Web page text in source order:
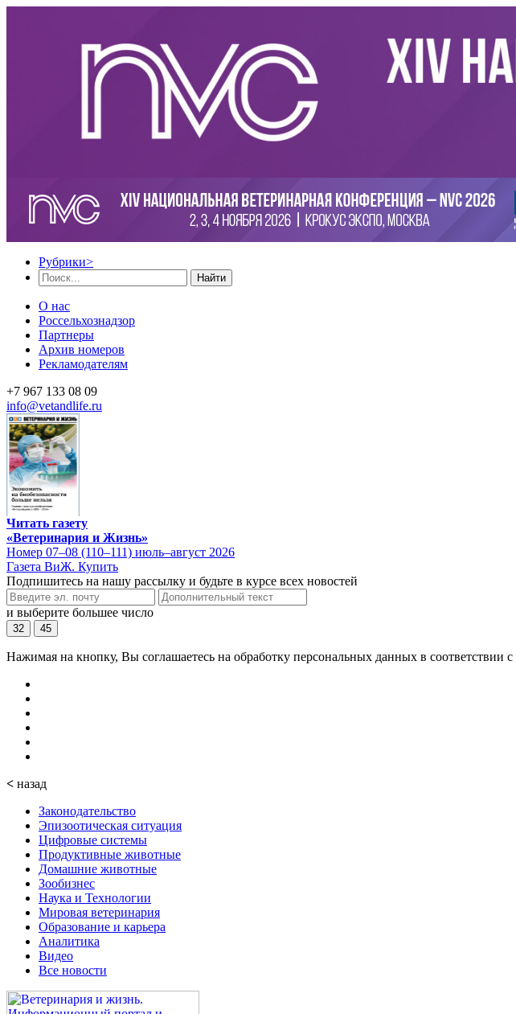
Рубрики>
Найти
О нас
Россельхознадзор
Партнеры
Архив номеров
Рекламодателям
+7 967 133 08 09
info@vetandlife.ru
Читать газету
«Ветеринария и Жизнь»
Номер 07–08 (110–111) июль–август 2026
Газета ВиЖ. Купить
Подпишитесь на нашу рассылку и будьте в курсе всех новостей
и выберите большее число
32 45
Нажимая на кнопку, Вы соглашаетесь на обработку персональных данных в соответствии с
< назад
Законодательство
Эпизоотическая ситуация
Цифровые системы
Продуктивные животные
Домашние животные
Зообизнес
Наука и Технологии
Мировая ветеринария
Образование и карьера
Аналитика
Видео
Все новости